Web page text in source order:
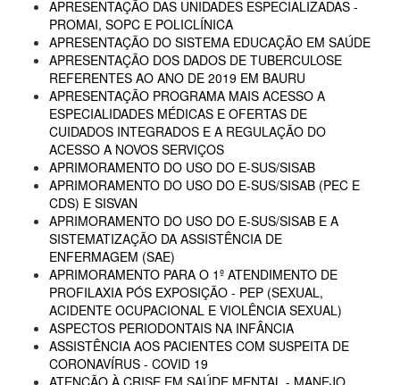
APRESENTAÇÃO DAS UNIDADES ESPECIALIZADAS -
PROMAI, SOPC E POLICLÍNICA
APRESENTAÇÃO DO SISTEMA EDUCAÇÃO EM SAÚDE
APRESENTAÇÃO DOS DADOS DE TUBERCULOSE
REFERENTES AO ANO DE 2019 EM BAURU
APRESENTAÇÃO PROGRAMA MAIS ACESSO A
ESPECIALIDADES MÉDICAS E OFERTAS DE
CUIDADOS INTEGRADOS E A REGULAÇÃO DO
ACESSO A NOVOS SERVIÇOS
APRIMORAMENTO DO USO DO E-SUS/SISAB
APRIMORAMENTO DO USO DO E-SUS/SISAB (PEC E
CDS) E SISVAN
APRIMORAMENTO DO USO DO E-SUS/SISAB E A
SISTEMATIZAÇÃO DA ASSISTÊNCIA DE
ENFERMAGEM (SAE)
APRIMORAMENTO PARA O 1º ATENDIMENTO DE
PROFILAXIA PÓS EXPOSIÇÃO - PEP (SEXUAL,
ACIDENTE OCUPACIONAL E VIOLÊNCIA SEXUAL)
ASPECTOS PERIODONTAIS NA INFÂNCIA
ASSISTÊNCIA AOS PACIENTES COM SUSPEITA DE
CORONAVÍRUS - COVID 19
ATENÇÃO À CRISE EM SAÚDE MENTAL - MANEJO